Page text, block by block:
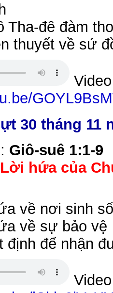
Tha-đê đàm
thuyết về sứ
30 tháng 11
Giô-suê 1:1-9
hứa của
về nơi sinh
về sự bảo vệ
định để nhận